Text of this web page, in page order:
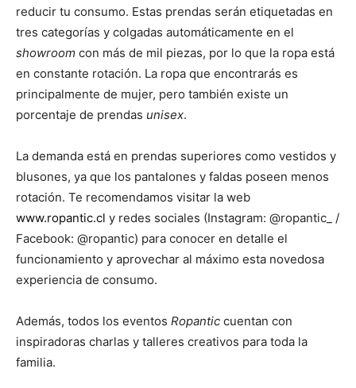
reducir tu consumo. Estas prendas serán etiquetadas en
tres categorías y colgadas automáticamente en el
showroom con más de mil piezas, por lo que la ropa está
en constante rotación. La ropa que encontrarás es
principalmente de mujer, pero también existe un
porcentaje de prendas unisex.
La demanda está en prendas superiores como vestidos y
blusones, ya que los pantalones y faldas poseen menos
rotación. Te recomendamos visitar la web
www.ropantic.cl y redes sociales (Instagram: @ropantic_ /
Facebook: @ropantic) para conocer en detalle el
funcionamiento y aprovechar al máximo esta novedosa
experiencia de consumo.
Además, todos los eventos Ropantic cuentan con
inspiradoras charlas y talleres creativos para toda la
familia.